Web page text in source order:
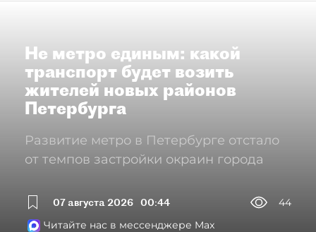
Не метро единым: какой
транспорт будет возить
жителей новых районов
Петербурга
Развитие метро в Петербурге отстало
от темпов застройки окраин города
07 августа 2026 00:44
44
Читайте нас в мессенджере Max